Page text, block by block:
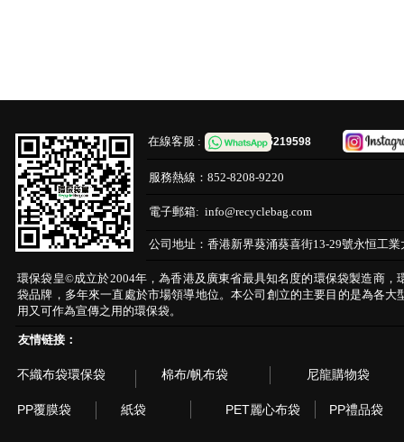
在線客服 :65219598
服務熱線： 852-8208-9220
電子郵箱: info@recyclebag.com
公司地址： 香港新界葵涌葵喜街13-29號永恒工業
環保袋皇©成立於2004年，為香港及廣東省最具知名度的環保袋製造商
袋品牌，多年來一直處於市場領導地位。本公司創立的主要目的是為各大
用又可作為宣傳之用的環保袋。
友情链接：
不織布袋環保袋 棉布/帆布袋 尼龍購物袋
PP覆膜袋 紙袋 PET麗心布袋 PP禮品袋